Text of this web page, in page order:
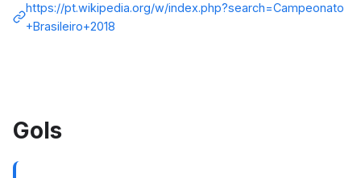
https://pt.wikipedia.org/w/index.php?search=Campeonato
+Brasileiro+2018
Gols